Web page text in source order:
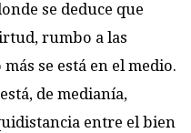
se deduce que
rumbo a las
se está en el medio.
de medianía,
entre el bien